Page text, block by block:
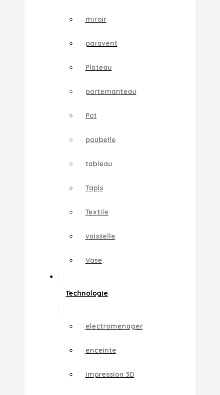
miroir
paravent
Plateau
portemanteau
Pot
poubelle
tableau
Tapis
Textile
vaisselle
Vase
Technologie
electromenager
enceinte
impression 3D